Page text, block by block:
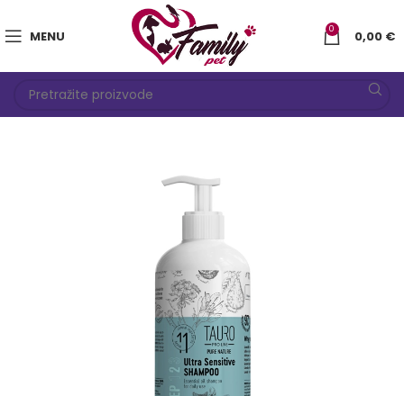
MENU 0 0,00 €